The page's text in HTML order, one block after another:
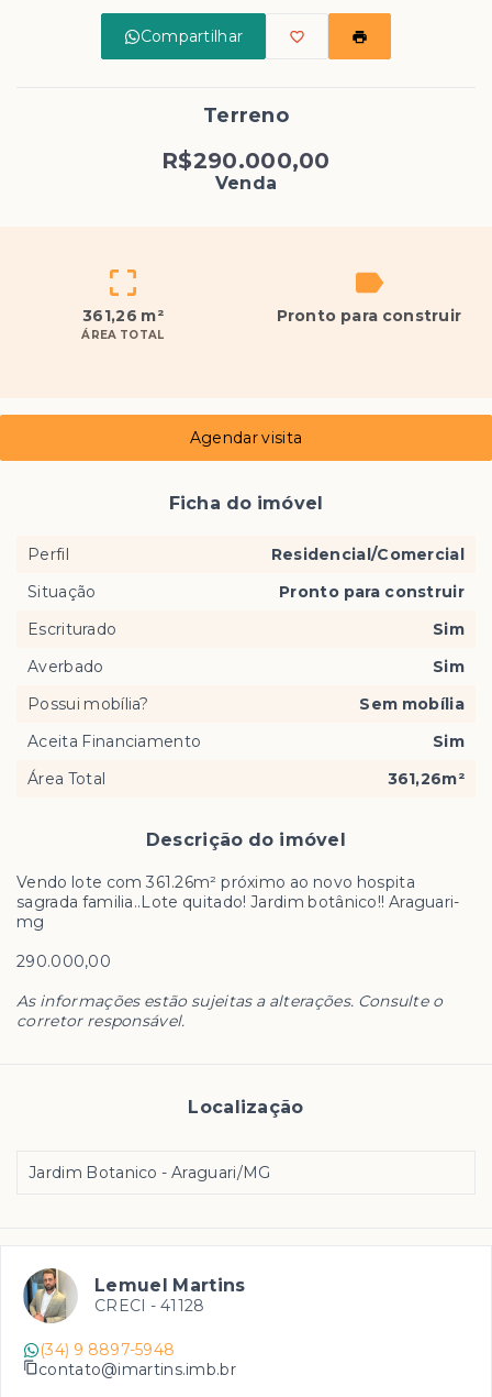
Compartilhar
Terreno
R$290.000,00
Venda
361,26 m²
ÁREA TOTAL
Pronto para construir
Descrição do imóvel
Vendo lote com 361.26m² próximo ao novo hospita
sagrada familia..Lote quitado! Jardim botânico!! Araguari-
mg
290.000,00
As informações estão sujeitas a alterações. Consulte o
corretor responsável.
Localização
Jardim Botanico - Araguari/MG
Agendar visita
Ficha do imóvel
Perfil
Residencial/Comercial
Situação
Pronto para construir
Escriturado
Sim
Averbado
Sim
Possui mobília?
Sem mobília
Aceita Financiamento
Sim
Área Total
361,26m²
Lemuel Martins
CRECI - 41128
(34) 9 8897-5948
contato@imartins.imb.br